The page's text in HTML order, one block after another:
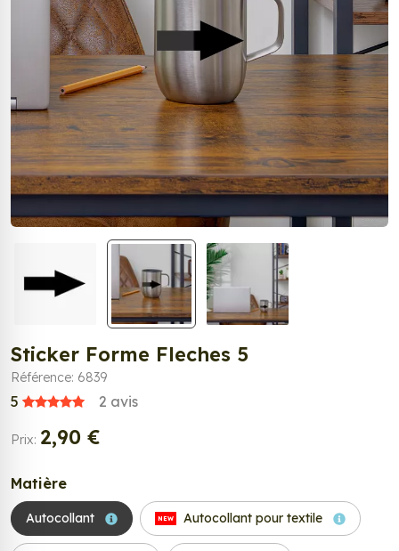
Sticker Forme Fleches 5
Référence: 6839
5 2 avis
Prix: 2,90 €
Matière
Autocollant NEW Autocollant pour textile